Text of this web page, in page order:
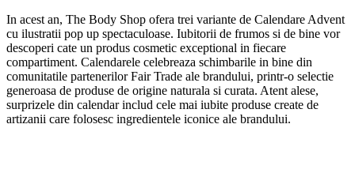
In acest an, The Body Shop ofera trei variante de Calendare Advent
cu ilustratii pop up spectaculoase. Iubitorii de frumos si de bine vor
descoperi cate un produs cosmetic exceptional in fiecare
compartiment. Calendarele celebreaza schimbarile in bine din
comunitatile partenerilor Fair Trade ale brandului, printr-o selectie
generoasa de produse de origine naturala si curata. Atent alese,
surprizele din calendar includ cele mai iubite produse create de
artizanii care folosesc ingredientele iconice ale brandului.